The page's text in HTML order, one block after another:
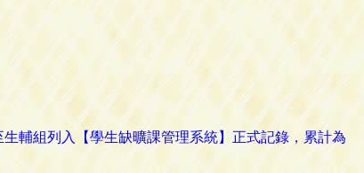
輔組列入【學生缺曠課管理系統】正式記錄，累計為